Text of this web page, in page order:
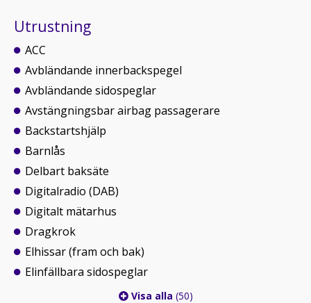
Utrustning
ACC
Avbländande innerbackspegel
Avbländande sidospeglar
Avstängningsbar airbag passagerare
Backstartshjälp
Barnlås
Delbart baksäte
Digitalradio (DAB)
Digitalt mätarhus
Dragkrok
Elhissar (fram och bak)
Elinfällbara sidospeglar
Visa alla (50)